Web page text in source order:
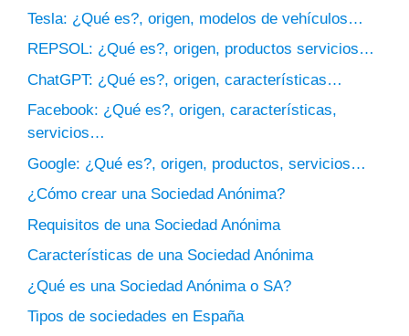
Tesla: ¿Qué es?, origen, modelos de vehículos…
REPSOL: ¿Qué es?, origen, productos servicios…
ChatGPT: ¿Qué es?, origen, características…
Facebook: ¿Qué es?, origen, características,
servicios…
Google: ¿Qué es?, origen, productos, servicios…
¿Cómo crear una Sociedad Anónima?
Requisitos de una Sociedad Anónima
Características de una Sociedad Anónima
¿Qué es una Sociedad Anónima o SA?
Tipos de sociedades en España